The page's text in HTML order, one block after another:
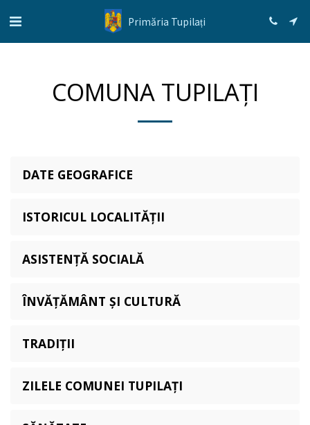
Primăria Tupilați
COMUNA TUPILAȚI
DATE GEOGRAFICE
ISTORICUL LOCALITĂȚII
ASISTENȚĂ SOCIALĂ
ÎNVĂȚĂMÂNT ȘI CULTURĂ
TRADIȚII
ZILELE COMUNEI TUPILAȚI